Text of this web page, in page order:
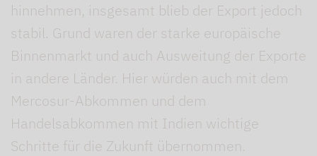
hinnehmen, insgesamt blieb der Export jedoch
stabil. Grund waren der starke europäische
Binnenmarkt und auch Ausweitung der Exporte
in andere Länder. Hier würden auch mit dem
Mercosur-Abkommen und dem
Handelsabkommen mit Indien wichtige
Schritte für die Zukunft übernommen.